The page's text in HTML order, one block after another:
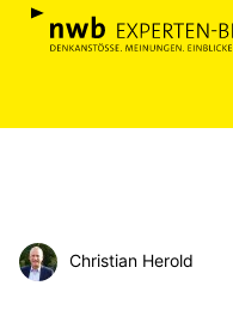
Christian Herold